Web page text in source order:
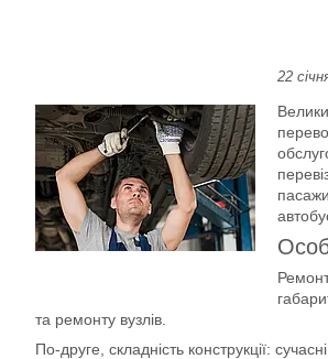
22
та ремонту вузлів.
По-друге, складність конструкції: